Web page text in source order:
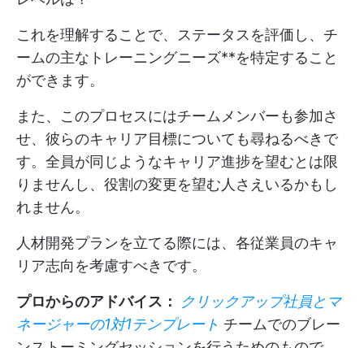
これを理解することで、ステータスを評価し、チ
ームの主なトレーニングニーズ**を特定すること
ができます。
また、このプロセスにはチームメンバーも参加さ
せ、彼らのキャリア目標についても尋ねるべきで
す。全員が同じようなキャリア進捗を望むとは限
りませんし、役割の変更を望む人さえいるかもし
れません。
人材開発プランを立てる際には、各従業員のキャ
リア志向を考慮すべきです。
プロからのアドバイス：
クリックアップ社員とマ
ネージャーの1対1テンプレート チームでのブレー